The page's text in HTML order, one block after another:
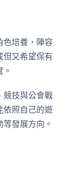
色培養，陣容
但又希望保有
競技與公會戰
依照自己的遊
發展方向。